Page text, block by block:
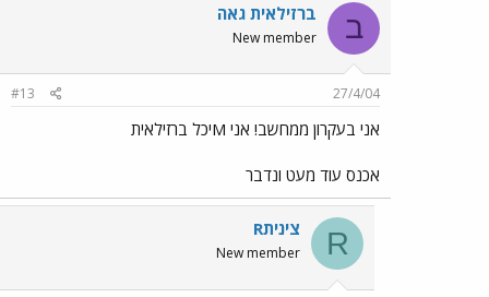
ב ברזילאית גאה
New member
27/4/04
#13
אני בעקרון ממחשב! אני Mיכל ברזילאית
אכנס עוד מעט ונדבר
R Rצינית
New member